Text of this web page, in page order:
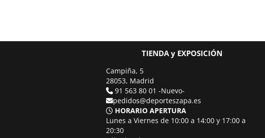
TIENDA y EXPOSICIÓN
Campiña, 5
28053, Madrid
91 563 80 01 -Nuevo-
pedidos@deporteszapa.es
HORARIO APERTURA
Lunes a Viernes de 10:00 a 14:00 y 17:00 a
20:30